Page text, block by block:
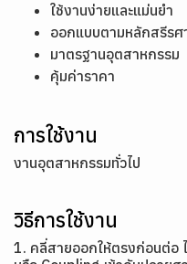
ใช้งานง่ายและแม่นยำ
ออกแบบตามหลักสรีรศ
มาตรฐานอุตสาหกรรม
คุ้มค่าราคา
การใช้งาน
งานอุตสาหกรรมทั่วไป
วิธีการใช้งาน
1. คลี่สายออกให้ตรงก่อนต่อ